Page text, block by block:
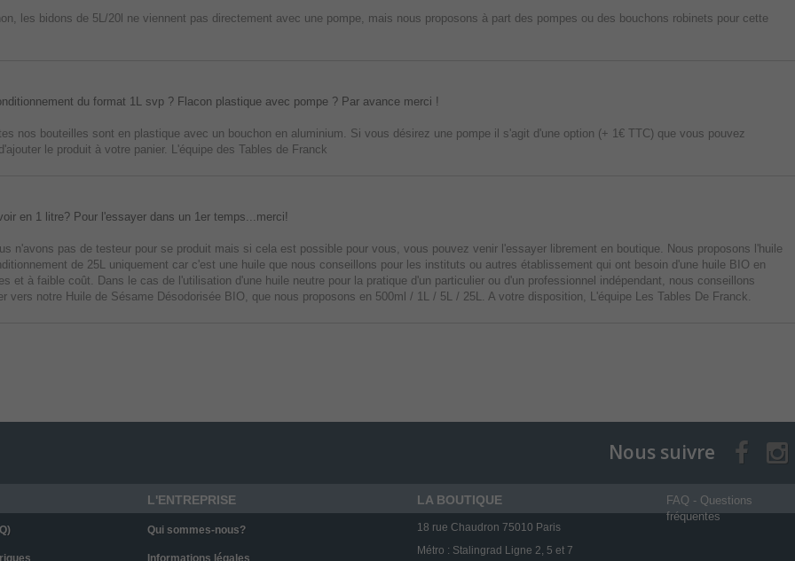
les bidons de 5L/20l ne viennent pas directement avec une pompe, mais nous proposons à part des pompes ou des bouchons robinets pour cette
du format 1L svp ? Flacon plastique avec pompe ? Par avance merci !
nos bouteilles sont en plastique avec un bouchon en aluminium. Si vous désirez une pompe il s'agit d'une option (+ 1€ TTC) que vous pouvez
le produit à votre panier. L'équipe des Tables de Franck
en 1 litre? Pour l'essayer dans un 1er temps...merci!
n'avons pas de testeur pour se produit mais si cela est possible pour vous, vous pouvez venir l'essayer librement en boutique. Nous proposons l'huile
de 25L uniquement car c'est une huile que nous conseillons pour les instituts ou autres établissement qui ont besoin d'une huile BIO en
et à faible coût. Dans le cas de l'utilisation d'une huile neutre pour la pratique d'un particulier ou d'un professionnel indépendant, nous conseillons
vers notre Huile de Sésame Désodorisée BIO, que nous proposons en 500ml / 1L / 5L / 25L. A votre disposition, L'équipe Les Tables De Franck.
Nous suivre
L'ENTREPRISE
Qui sommes-nous?
LA BOUTIQUE
18 rue Chaudron 75010 Paris
Métro : Stalingrad Ligne 2, 5 et 7
FAQ - Questions
fréquentes